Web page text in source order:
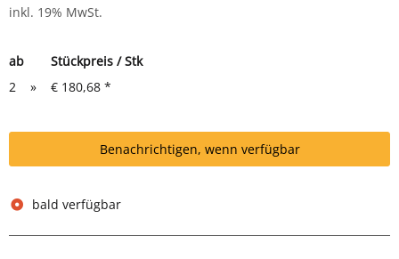
inkl. 19% MwSt.
ab
Stückpreis / Stk
2
» € 180,68 *
Benachrichtigen, wenn verfügbar
bald verfügbar